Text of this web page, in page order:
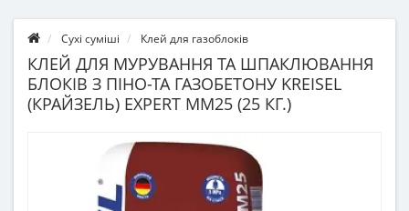
Сухі суміші Клей для газоблоків
КЛЕЙ ДЛЯ МУРУВАННЯ ТА ШПАКЛЮВАННЯ
БЛОКІВ З ПІНО-ТА ГАЗОБЕТОНУ KREISEL
(КРАЙЗЕЛЬ) EXPERT MM25 (25 КГ.)